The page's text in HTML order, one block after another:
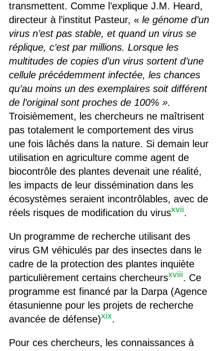
transmettent. Comme l’explique J.M. Heard,
directeur à l’institut Pasteur, «le génome d’un
virus n’est pas stable, et quand un virus se
réplique, c’est par millions. Lorsque les
multitudes de copies d’un virus sortent d’une
cellule précédemment infectée, les chances
qu’au moins un des exemplaires soit différent
de l’original sont proches de 100% ».
Troisièmement, les chercheurs ne maîtrisent
pas totalement le comportement des virus
une fois lâchés dans la nature. Si demain leur
utilisation en agriculture comme agent de
biocontrôle des plantes devenait une réalité,
les impacts de leur dissémination dans les
écosystèmes seraient incontrôlables, avec de
réels risques de modification du virusxvii.
Un programme de recherche utilisant des
virus GM véhiculés par des insectes dans le
cadre de la protection des plantes inquiète
particulièrement certains chercheursxviii. Ce
programme est financé par la Darpa (Agence
étasunienne pour les projets de recherche
avancée de défense)xix.
Pour ces chercheurs, les connaissances à